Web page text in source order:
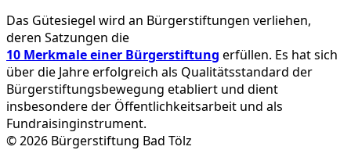
Das Gütesiegel wird an Bürgerstiftungen verliehen,
deren Satzungen die
10 Merkmale einer Bürgerstiftung erfüllen. Es hat sich
über die Jahre erfolgreich als Qualitätsstandard der
Bürgerstiftungsbewegung etabliert und dient
insbesondere der Öffentlichkeitsarbeit und als
Fundraisinginstrument.
© 2026 Bürgerstiftung Bad Tölz